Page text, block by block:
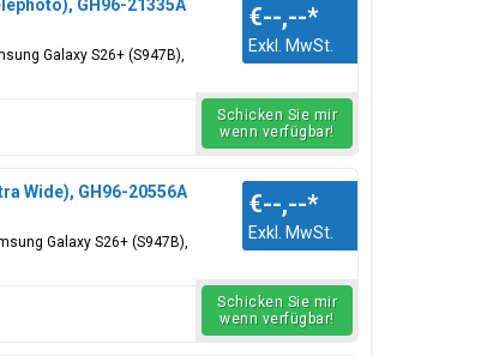
GH96-21335A
Galaxy S26+ (S947B),
€--,--*
Exkl. MwSt.
Schicken Sie mir
wenn verfügbar!
Wide), GH96-20556A
Galaxy S26+ (S947B),
€--,--*
Exkl. MwSt.
Schicken Sie mir
wenn verfügbar!